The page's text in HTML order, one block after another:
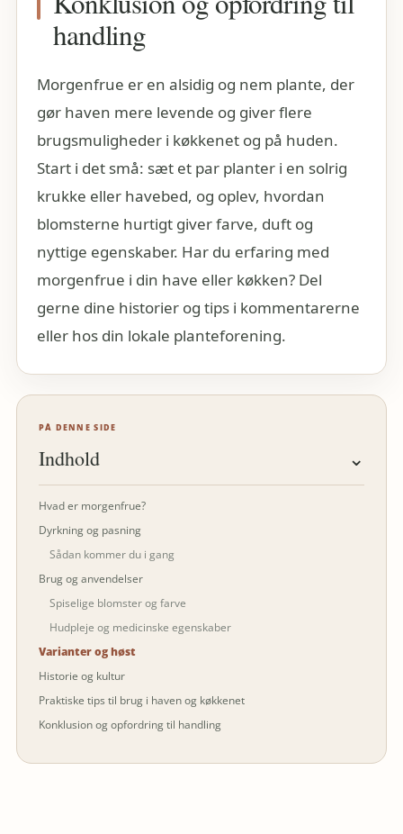
handling
Morgenfrue er en alsidig og nem plante, der
gør haven mere levende og giver flere
brugsmuligheder i køkkenet og på huden.
Start i det små: sæt et par planter i en solrig
krukke eller havebed, og oplev, hvordan
blomsterne hurtigt giver farve, duft og
nyttige egenskaber. Har du erfaring med
morgenfrue i din have eller køkken? Del
gerne dine historier og tips i kommentarerne
eller hos din lokale planteforening.
PÅ DENNE SIDE
Indhold ⌄
Hvad er morgenfrue?
Dyrkning og pasning
Sådan kommer du i gang
Brug og anvendelser
Spiselige blomster og farve
Hudpleje og medicinske egenskaber
Varianter og høst
Historie og kultur
Praktiske tips til brug i haven og køkkenet
Konklusion og opfordring til handling